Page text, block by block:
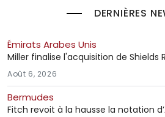
DERNIÈRES
Émirats Arabes Unis
Miller finalise l'acquisition de Shields
Août 6, 2026
Bermudes
Fitch revoit à la hausse la notation